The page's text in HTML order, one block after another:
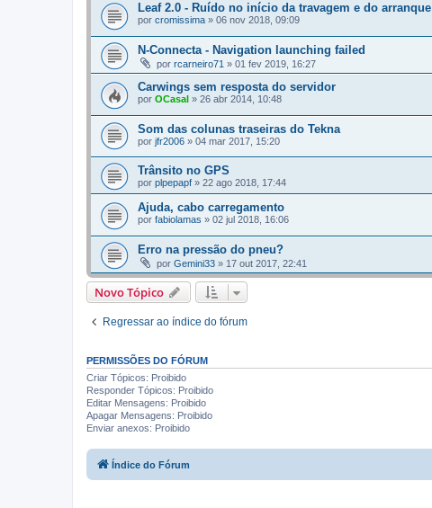
Leaf 2.0 - Ruído no início da travagem e do arranque
por cromissima » 06 nov 2018, 09:09
N-Connecta - Navigation launching failed
por rcarneiro71 » 01 fev 2019, 16:27
Carwings sem resposta do servidor
por OCasal » 26 abr 2014, 10:48
Som das colunas traseiras do Tekna
por jfr2006 » 04 mar 2017, 15:20
Trânsito no GPS
por plpepapf » 22 ago 2018, 17:44
Ajuda, cabo carregamento
por fabiolamas » 02 jul 2018, 16:06
Erro na pressão do pneu?
por Gemini33 » 17 out 2017, 22:41
Novo Tópico
Regressar ao índice do fórum
PERMISSÕES DO FÓRUM
Criar Tópicos: Proibido
Responder Tópicos: Proibido
Editar Mensagens: Proibido
Apagar Mensagens: Proibido
Enviar anexos: Proibido
Índice do Fórum